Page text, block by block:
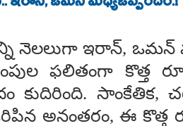
నెలలుగా ఇరాన్, ఒమన్
ఫలితంగా కొత్త
కుదిరింది. సాంకేతిక,
అనంతరం, ఈ కొత్త